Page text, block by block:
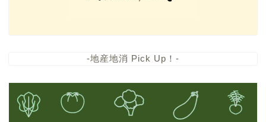
-地産地消 Pick Up！-